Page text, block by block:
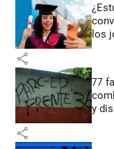
los
share
77
y
share